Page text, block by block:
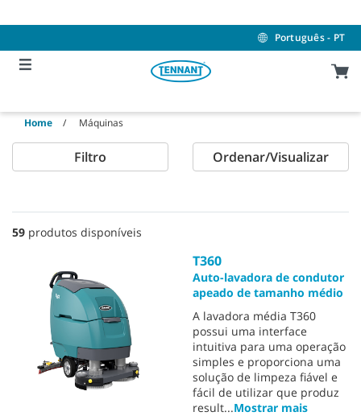
to
to
menu
Português - PT
Home Máquinas
Filtro Ordenar/Visualizar
59 produtos disponíveis
T360
Auto-lavadora de condutor
apeado de tamanho médio
A lavadora média T360
possui uma interface
intuitiva para uma operação
simples e proporciona uma
solução de limpeza fiável e
fácil de utilizar que produz
result...Mostrar mais